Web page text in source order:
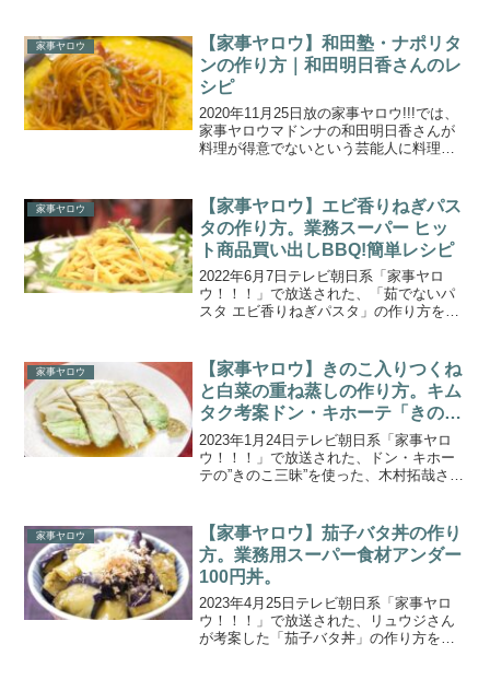
ズダッカルビ、カニ味噌、つぶ貝バター
の３品「焼き缶詰３連...
家事ヤロウ
【家事ヤロウ】和田塾・ナポリタ
ンの作り方｜和田明日香さんのレ
シピ
2020年11月25日放の家事ヤロウ!!!では、
家事ヤロウマドンナの和田明日香さんが
料理が得意でないという芸能人に料理を
岡中岡創一さん、錦鯉 長谷川さん・渡辺
さん、ルシフ...
家事ヤロウ
【家事ヤロウ】エビ香りねぎパス
タの作り方。業務スーパー ヒッ
ト商品買い出しBBQ!簡単レシピ
2022年6月7日テレビ朝日系「家事ヤロ
ウ！！！」で放送された、「茹でないパ
スタ エビ香りねぎパスタ」の作り方をご
涼さんと家事ヤロウ3人が話題の人気商品
を買い出し！買い...
家事ヤロウ
【家事ヤロウ】きのこ入りつくね
と白菜の重ね蒸しの作り方。キム
タク考案ドン・キホーテ「きのこ
三昧」アレンジレシピ。
2023年1月24日テレビ朝日系「家事ヤロ
ウ！！！」で放送された、ドン・キホー
テの”きのこ三昧”を使った、木村拓哉さん
します。木村拓哉が参戦！人気ディスカ
ウント店の常連...
家事ヤロウ
【家事ヤロウ】茄子バタ丼の作り
方。業務用スーパー食材アンダー
100円丼。
2023年4月25日テレビ朝日系「家事ヤロ
ウ！！！」で放送された、リュウジさん
が考案した「茄子バタ丼」の作り方をご